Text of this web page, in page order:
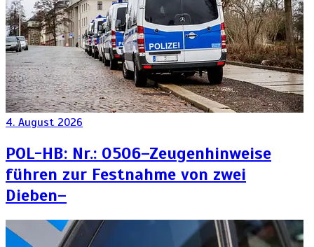
4. August 2026
POL-HB: Nr.: 0506–Zeugenhinweise
führen zur Festnahme von zwei
Dieben–